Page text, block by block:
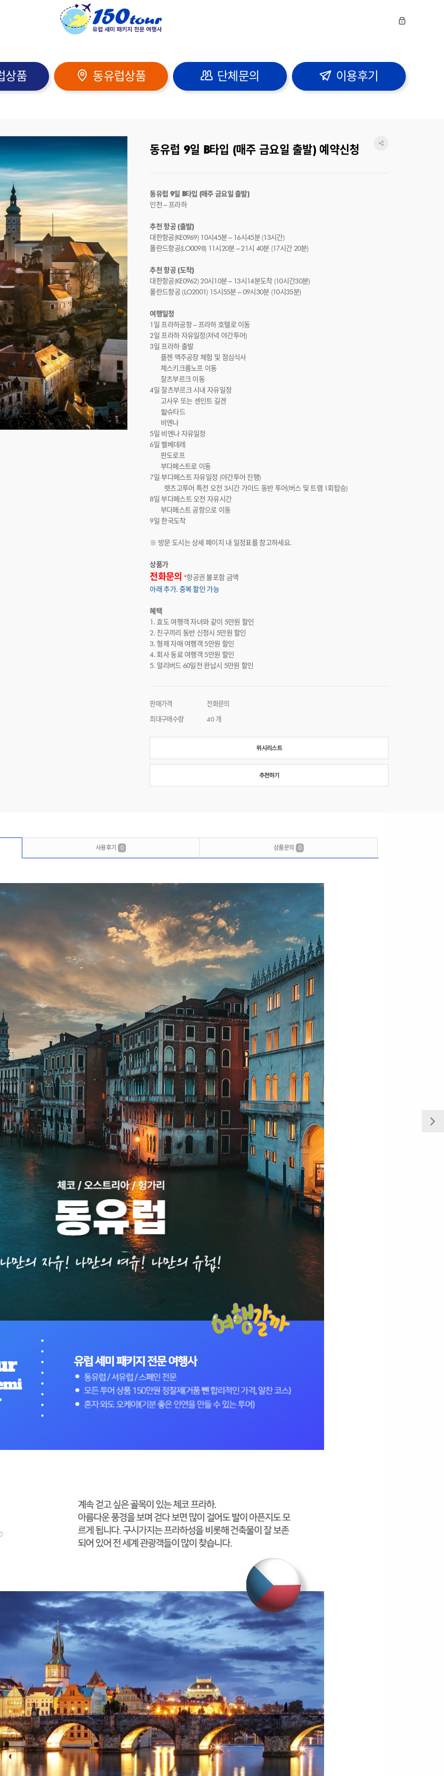
상품 동유럽상품 단체문의 이용후기
발) 예약신청 > 동유럽
동유럽 9일 B타입 (매주 금요일 출발) 예약신청
동유럽 9일 B타입 (매주 금요일 출발)
인천 – 프라하
추천 항공 (출발)
대한항공(KE0969) 10시45분 – 16시45분 (13시간)
폴란드항공(LO0098) 11시20분 – 21시 40분 (17시간 20분)
추천 항공 (도착)
대한항공(KE0962) 20시10분 – 13시14분도착 (10시간30분)
폴란드항공 (LO2001) 15시55분 – 09시30분 (10시35분)
여행일정
1일 프라하공항 – 프라하 호텔로 이동
2일 프라하 자유일정(저녁 야간투어)
3일 프라하 출발
플젠 맥주공장 체험 및 점심식사
체스키크롬노프 이동
잘츠부르크 이동
4일 잘츠부르크 시내 자유일정
고사우 또는 센인트 길겐
햘슈타드
비엔나
5일 비엔나 자유일정
6일 벨베데레
판도로프
부다페스트로 이동
7일 부다페스트 자유일정 (야간투어 진행)
렛츠고투어 특전 오전 3시간 가이드 동반 투어(버스 및 트램 1회탑승)
8일 부다페스트 오전 자유시간
부다페스트 공항으로 이동
9일 한국도착
※ 방문 도시는 상세 페이지 내 일정표를 참고하세요.
상품가
전화문의 *항공권 불포함 금액
아래 추가. 중복 할인 가능
혜택
1. 효도 여행객 자녀와 같이 5만원 할인
2. 친구끼리 동반 신청시 5만원 할인
3. 형제 자매 여행객 5만원 할인
4. 회사 동료 여행객 5만원 할인
5. 얼리버드 60일전 완납시 5만원 할인
판매가격
전화문의
최대구매수량
40 개
위시리스트
추천하기
사용후기 0 상품문의 0